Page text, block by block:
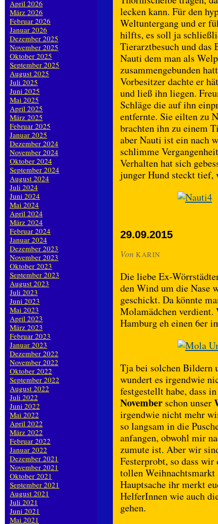
lecken kann. Für den
Weltuntergang und er
hilfts, es soll ja
Tierarztbesuch und das
Nauti dem man als
zusammengebunden
Vorbesitzer dachte er
und ließ ihn liegen.
Schläge die auf ihn
entfernte. Sie eilten zu
brachten ihn zu einem
aber Nauti ist ein nach
schlimme
Verhalten hat sich
junger Hund steckt
29.09.2015
Von KARIN
Die liebe Ex-
den Wind um die Nase
geschickt. Da könnte
Molamädchen
Hamburg eh einen 6er
Tja bei solchen Bildern
wundert es irgendwie
festgestellt habe, dass
November schon unser
irgendwie nicht mehr
so langsam in die
anfangen, obwohl mir
zumute ist. Aber wir
Festerprobt, so dass
tollen Weihnachtsmarkt
Hauptsache ihr merkt
HelferInnen wie auch
gehen.
April 2026
März 2026
Februar 2026
Januar 2026
Dezember 2025
November 2025
Oktober 2025
September 2025
August 2025
Juli 2025
Juni 2025
Mai 2025
April 2025
März 2025
Februar 2025
Januar 2025
Dezember 2024
November 2024
Oktober 2024
September 2024
August 2024
Juli 2024
Juni 2024
Mai 2024
April 2024
März 2024
Februar 2024
Januar 2024
Dezember 2023
November 2023
Oktober 2023
September 2023
August 2023
Juli 2023
Juni 2023
Mai 2023
April 2023
März 2023
Februar 2023
Januar 2023
Dezember 2022
November 2022
Oktober 2022
September 2022
August 2022
Juli 2022
Juni 2022
Mai 2022
April 2022
März 2022
Februar 2022
Januar 2022
Dezember 2021
November 2021
Oktober 2021
September 2021
August 2021
Juli 2021
Juni 2021
Mai 2021